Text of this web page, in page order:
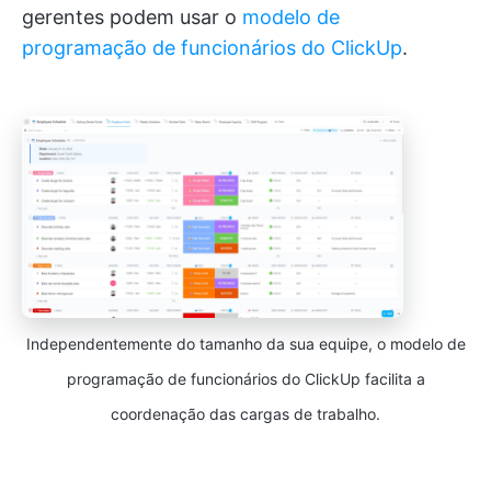
gerentes podem usar o modelo de
programação de funcionários do ClickUp.
Independentemente do tamanho da sua equipe, o modelo de
programação de funcionários do ClickUp facilita a
coordenação das cargas de trabalho.